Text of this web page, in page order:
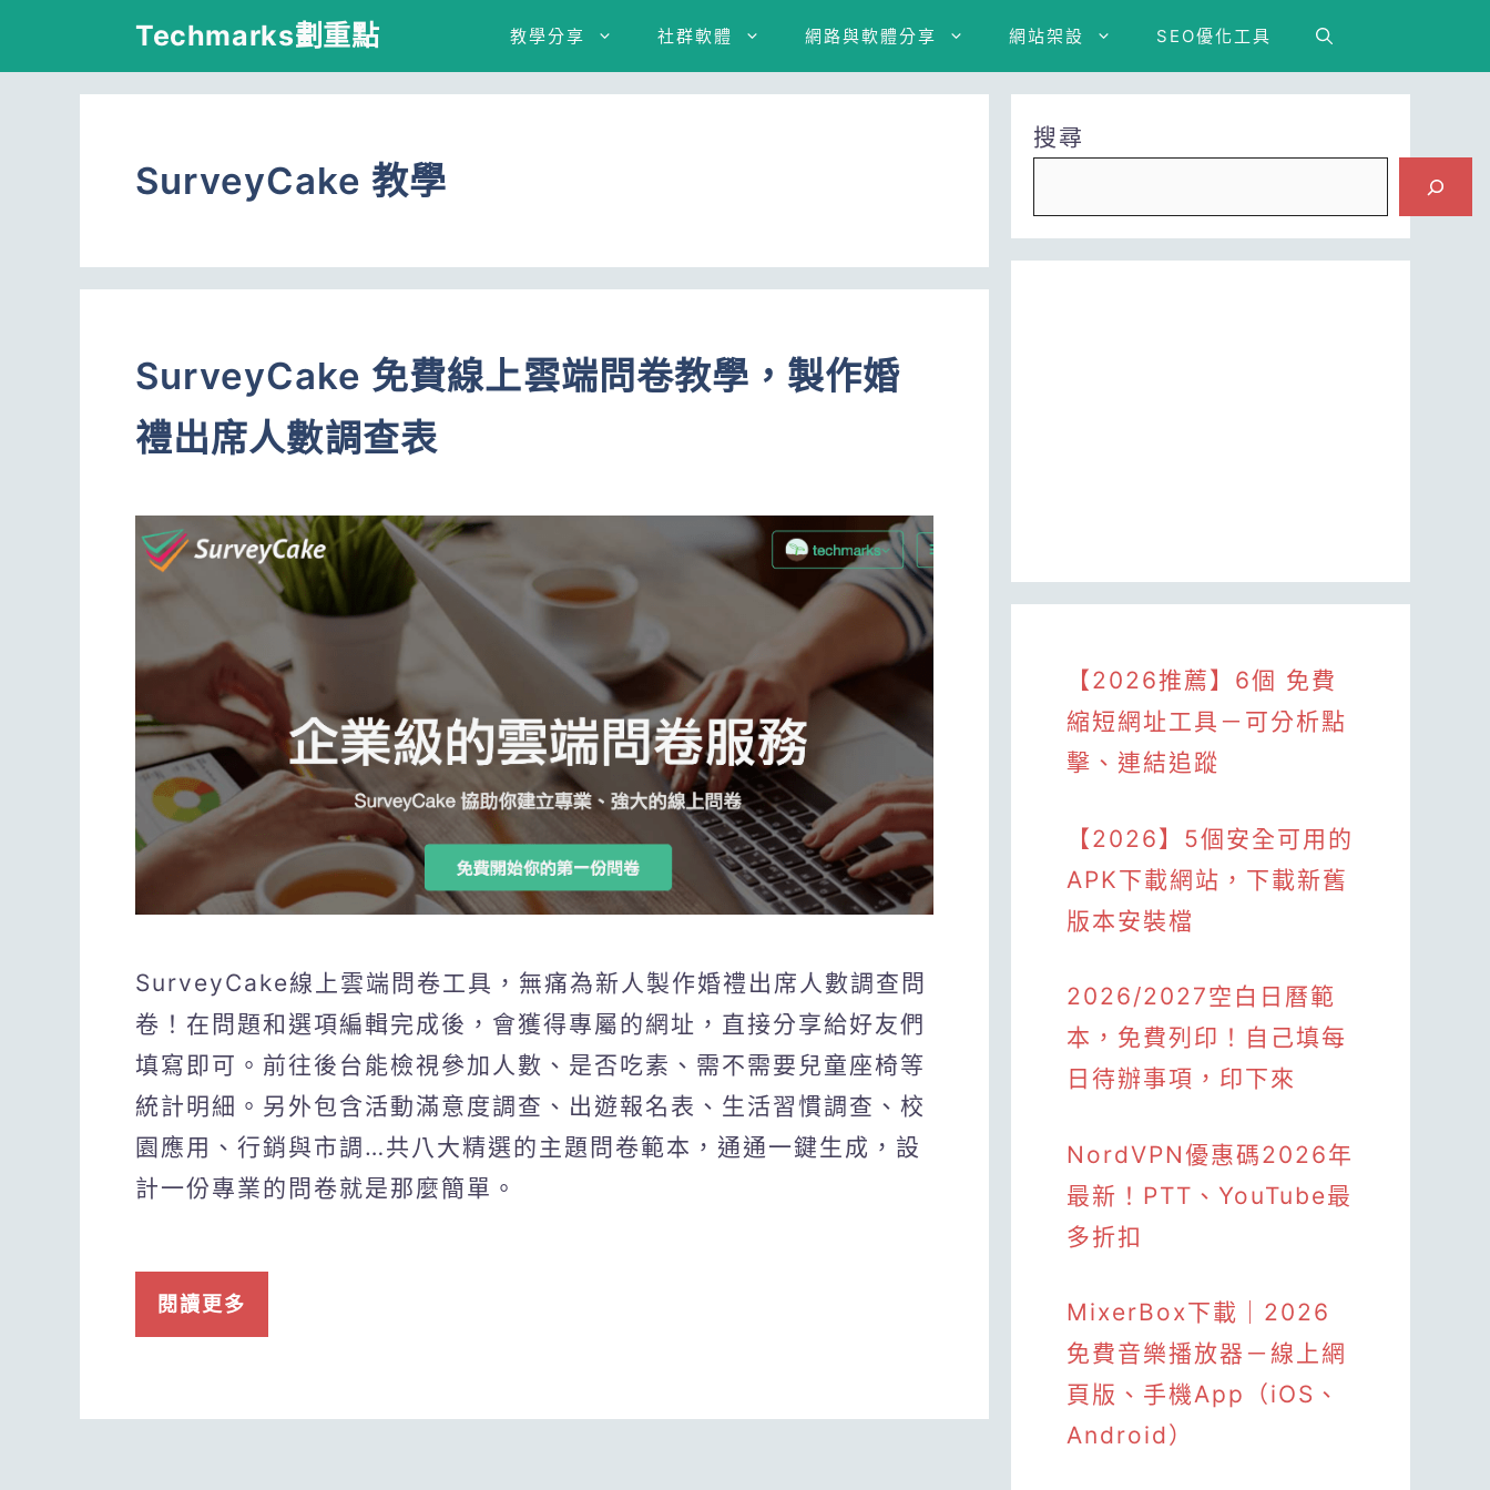
Techmarks劃重點 教學分享 社群軟體 網路與軟體分享 網站架設 SEO優化工具
SurveyCake 教學
SurveyCake 免費線上雲端問卷教學，製作婚
禮出席人數調查表
SurveyCake線上雲端問卷工具，無痛為新人製作婚禮出席人數調查問
卷！在問題和選項編輯完成後，會獲得專屬的網址，直接分享給好友們
填寫即可。前往後台能檢視參加人數、是否吃素、需不需要兒童座椅等
統計明細。另外包含活動滿意度調查、出遊報名表、生活習慣調查、校
園應用、行銷與市調…共八大精選的主題問卷範本，通通一鍵生成，設
計一份專業的問卷就是那麼簡單。
閱讀更多
搜尋
【2026推薦】6個 免費
縮短網址工具－可分析點
擊、連結追蹤
【2026】5個安全可用的
APK下載網站，下載新舊
版本安裝檔
2026/2027空白日曆範
本，免費列印！自己填每
日待辦事項，印下來
NordVPN優惠碼2026年
最新！PTT、YouTube最
多折扣
MixerBox下載｜2026
免費音樂播放器－線上網
頁版、手機App（iOS、
Android）